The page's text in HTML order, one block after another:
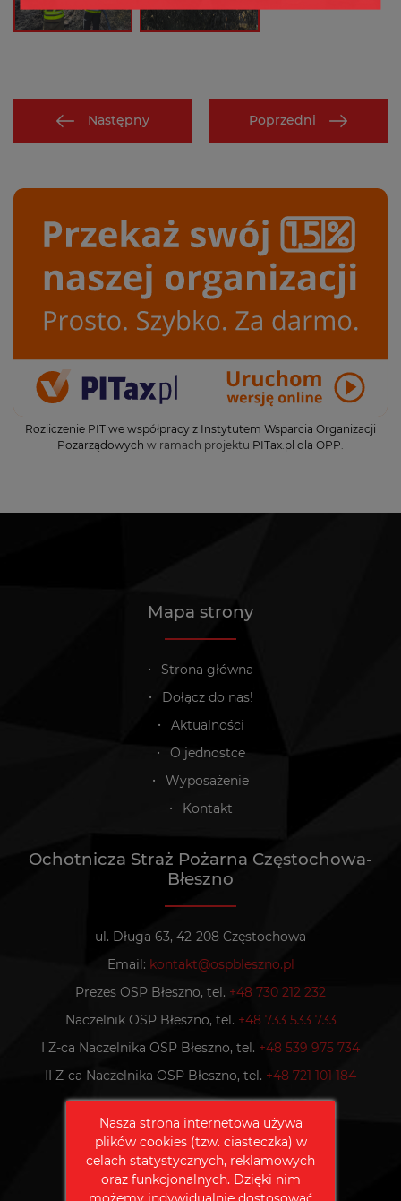
Następny Poprzedni
Rozliczenie PIT we współpracy z Instytutem Wsparcia Organizacji
Pozarządowych w ramach projektu PITax.pl dla OPP
Mapa strony
Strona główna
Dołącz do nas!
Aktualności
O jednostce
Wyposażenie
Kontakt
Ochotnicza Straż Pożarna Częstochowa-
Błeszno
ul. Długa 63, 42-208 Częstochowa
Email: kontakt@ospbleszno.pl
Prezes OSP Błeszno, tel. +48 730 212 232
Naczelnik OSP Błeszno, tel. +48 733 533 733
I Z-ca Naczelnika OSP Błeszno, tel. +48 539 975 734
II Z-ca Naczelnika OSP Błeszno, tel. +48 721 101 184
Polub nas na Facebooku
Nasza strona internetowa używa
plików cookies (tzw. ciasteczka) w
celach statystycznych, reklamowych
oraz funkcjonalnych. Dzięki nim